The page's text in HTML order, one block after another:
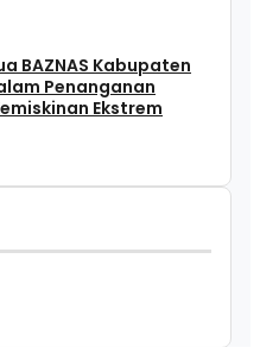
BAZNAS Kabupaten
Penanganan
Ekstrem